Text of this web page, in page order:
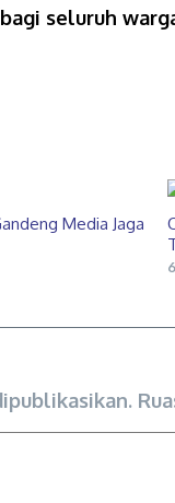
seluruh
Media Jaga